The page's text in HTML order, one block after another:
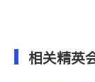
相关精英